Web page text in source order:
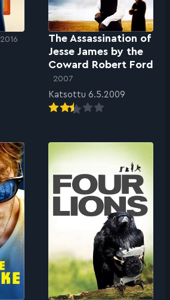
2016
The Assassination of
Jesse James by the
Coward Robert Ford
2007
Katsottu 6.5.2009